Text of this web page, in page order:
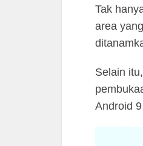
Tak
area
Selain
Android